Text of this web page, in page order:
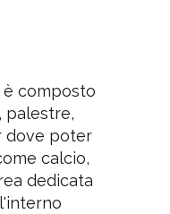
è composto
palestre,
dove poter
calcio,
dedicata